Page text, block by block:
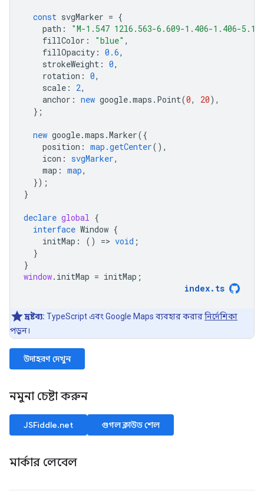
const svgMarker = {
path :
"M-1.547 12l6.563-6.609-1.406-1.406-
fillColor : "blue" ,
fillOpacity : 0.6,
strokeWeight : 0,
rotation : 0,
scale : 2,
anchor : new google.maps . Point(0, 20),
};
new google.maps .Marker({
position : map.getCenter(),
icon : svgMarker,
map : map,
});
}
declare global {
interface Window {
initMap : () => void ;
}
}
window. initMap = initMap ;
index. ts
দ্রষ্টব্য: TypeScript এবং Google Maps ব্যবহার করারনির্দেশিকা
পড়ুন।
উদাহরণ দেখুন
নমুনা চেষ্টা করুন
JSFiddle.net গুগল ক্লাউড শেল
মার্কার লেবেল